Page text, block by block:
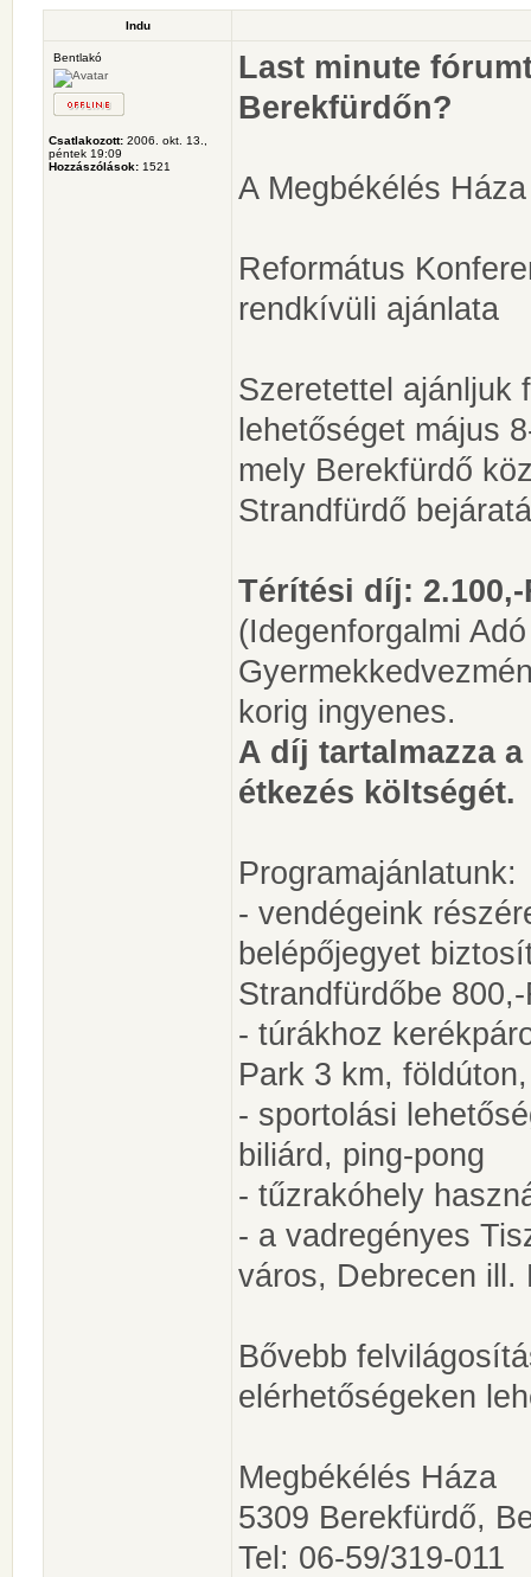
Indu
Bentlakó
Csatlakozott: 2006. okt. 13.,
péntek 19:09
Hozzászólások: 1521
Last minute
Berekfürdőn?
A Megbékélés Háza
Református
rendkívüli ajánlata
Szeretettel ajánljuk
lehetőséget május
mely Berekfürdő
Strandfürdő
Térítési díj:
(Idegenforgalmi
korig ingyenes.
A díj tartalmazza
étkezés költségét.
Programajánlatunk:
- vendégeink
belépőjegyet
Strandfürdőbe
- túrákhoz
Park 3 km,
- sportolási
biliárd, ping-pong
- tűzrakóhely
- a vadregényes
város, Debrecen ill.
Bővebb
elérhetőségeken
Megbékélés Háza
5309 Berekfürdő,
Tel: 06-59/319-011